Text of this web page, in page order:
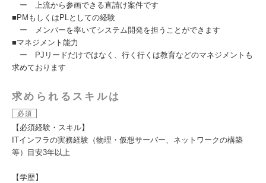
ー 上流から参画できる直請け案件です
■PMもしくはPLとしての経験
ー メンバーを率いてシステム開発を担うことができます
■マネジメント能力
ー PJリードだけではなく、行く行くは教育などのマネジメントも
求めております
求められるスキルは
必須
【必須経験・スキル】
ITインフラの実務経験（物理・仮想サーバー、ネットワークの構築
等）目安3年以上
【学歴】